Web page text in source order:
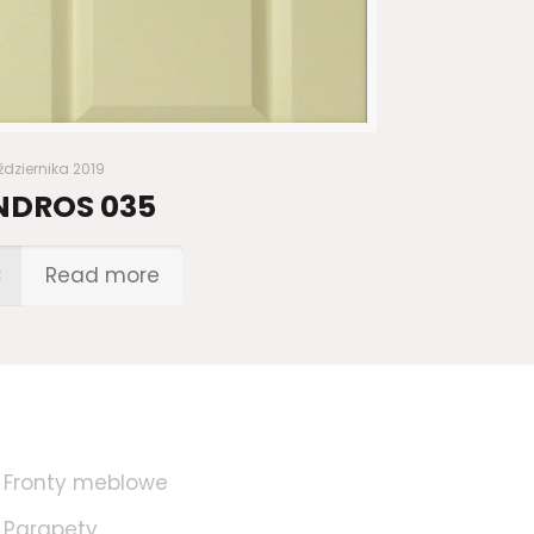
2019
035
Read more
Fronty meblowe